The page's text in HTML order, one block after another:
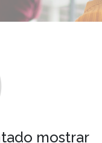
mostrar